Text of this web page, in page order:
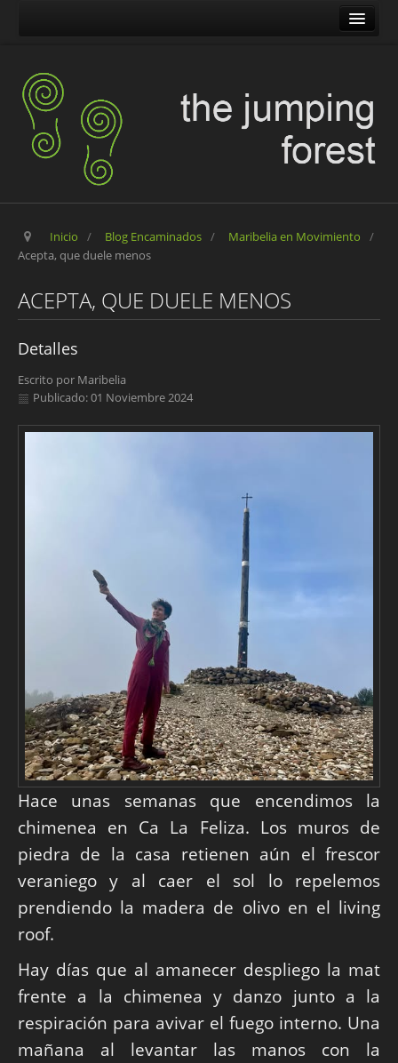
The Pilgrim Stone
Blog Encaminados
Carles
Maribelia en Movimiento
Inicio / Blog Encaminados / Maribelia en Movimiento
/
Acepta, que duele menos
ACEPTA, QUE DUELE MENOS
Detalles
Escrito por Maribelia
Publicado: 01 Noviembre 2024
Hace unas semanas que encendimos la
chimenea en Ca La Feliza. Los muros de
piedra de la casa retienen aún el frescor
veraniego y al caer el sol lo repelemos
prendiendo la madera de olivo en el living
roof.
Hay días que al amanecer despliego la mat
frente a la chimenea y danzo junto a la
respiración para avivar el fuego interno. Una
mañana al levantar las manos con la